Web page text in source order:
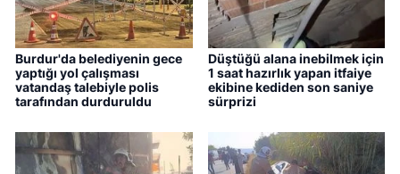
Burdur'da belediyenin gece
yaptığı yol çalışması
vatandaş talebiyle polis
tarafından durduruldu
Düştüğü alana inebilmek için
1 saat hazırlık yapan itfaiye
ekibine kediden son saniye
sürprizi